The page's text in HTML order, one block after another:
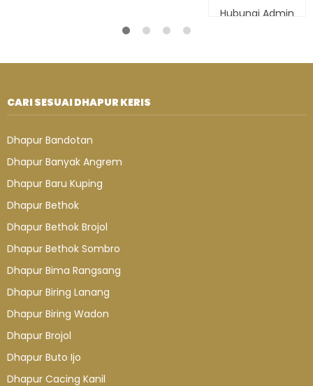
Hubungi Admin
CARI SESUAI DHAPUR KERIS
Dhapur Bandotan
Dhapur Banyak Angrem
Dhapur Baru Kuping
Dhapur Bethok
Dhapur Bethok Brojol
Dhapur Bethok Sombro
Dhapur Bima Rangsang
Dhapur Biring Lanang
Dhapur Biring Wadon
Dhapur Brojol
Dhapur Buto Ijo
Dhapur Cacing Kanil